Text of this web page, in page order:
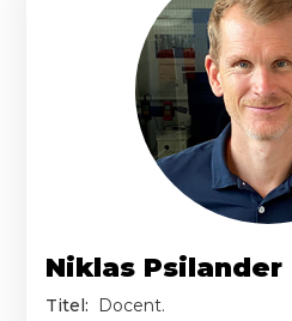
Niklas Psilander
Titel:
Docent.